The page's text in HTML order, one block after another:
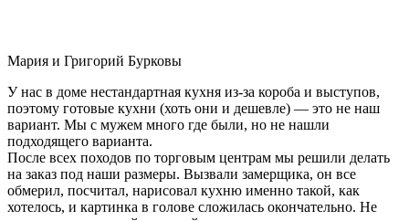
Мария и Григорий Бурковы
У нас в доме нестандартная кухня из-за короба и выступов,
поэтому готовые кухни (хоть они и дешевле) — это не наш
вариант. Мы с мужем много где были, но не нашли
подходящего варианта.
После всех походов по торговым центрам мы решили делать
на заказ под наши размеры. Вызвали замерщика, он все
обмерил, посчитал, нарисовал кухню именно такой, как
хотелось, и картинка в голове сложилась окончательно. Не